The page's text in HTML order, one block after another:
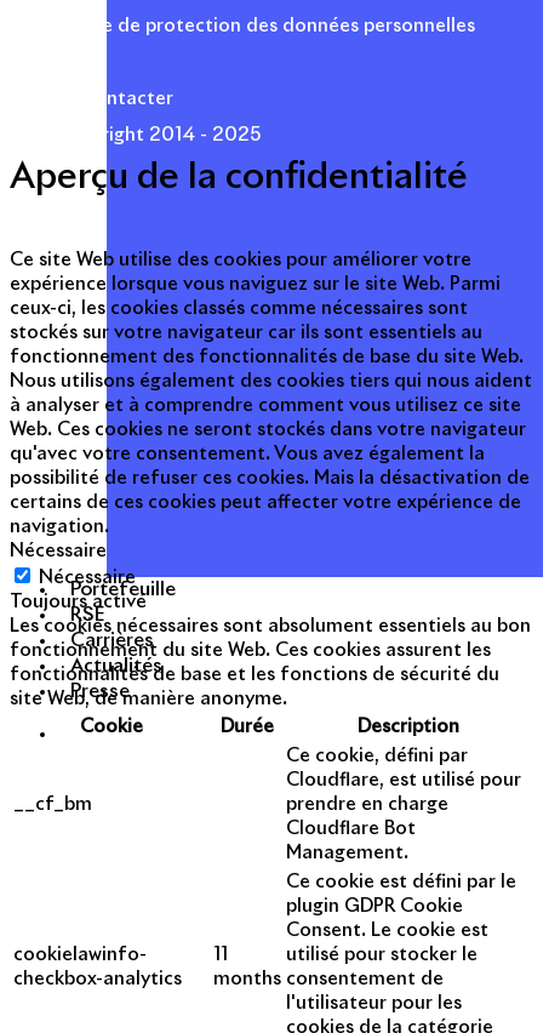
Portefeuille
RSE
Carrières
Actualités
Presse
Politique de protection des données personnelles
Nous contacter
© Copyright 2014 - 2025
Aperçu de la confidentialité
Ce site Web utilise des cookies pour améliorer votre
expérience lorsque vous naviguez sur le site Web. Parmi
ceux-ci, les cookies classés comme nécessaires sont
stockés sur votre navigateur car ils sont essentiels au
fonctionnement des fonctionnalités de base du site Web.
Nous utilisons également des cookies tiers qui nous aident
à analyser et à comprendre comment vous utilisez ce site
Web. Ces cookies ne seront stockés dans votre navigateur
qu'avec votre consentement. Vous avez également la
possibilité de refuser ces cookies. Mais la désactivation de
certains de ces cookies peut affecter votre expérience de
navigation.
Nécessaire
Nécessaire
Toujours activé
Les cookies nécessaires sont absolument essentiels au bon
fonctionnement du site Web. Ces cookies assurent les
fonctionnalités de base et les fonctions de sécurité du
site Web, de manière anonyme.
Cookie
Durée Description
__cf_bm
Ce cookie, défini par
Cloudflare, est utilisé pour
prendre en charge
Cloudflare Bot
Management.
cookielawinfo-
checkbox-analytics
months
Ce cookie est défini par le
plugin GDPR Cookie
Consent. Le cookie est
utilisé pour stocker le
consentement de
l'utilisateur pour les
cookies de la catégorie